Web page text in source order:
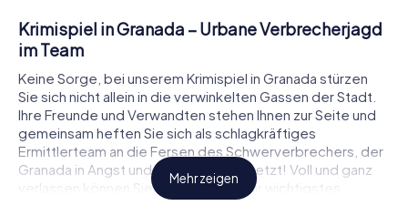
Krimispiel in Granada – Urbane Verbrecherjagd
im Team
Keine Sorge, bei unserem Krimispiel in Granada stürzen
Sie sich nicht allein in die verwinkelten Gassen der Stadt.
Ihre Freunde und Verwandten stehen Ihnen zur Seite und
gemeinsam heften Sie sich als schlagkräftiges
Ermittlerteam an die Fersen des Schwerverbrechers, der
Granada in Angst und Schrecken versetzt! Voll und ganz
verlassen können Sie sich dabei auf Ihr wichtigstes
Ermittlerutensil, Ihr Smartphone. Mittels GPS-Navigation
Mehr zeigen